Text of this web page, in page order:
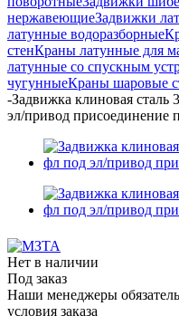
нержавеющиеЗадвижки
латунные водоразборные
стенКраны латунные для
латунные со спускным
чугунныеКраны шаровые
-Задвижка клиновая
эл/привод
Нет в наличии
Под заказ
Наши менеджеры
условия заказа